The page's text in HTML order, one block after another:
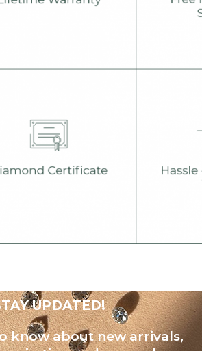
UPDATED!
know about new arrivals,